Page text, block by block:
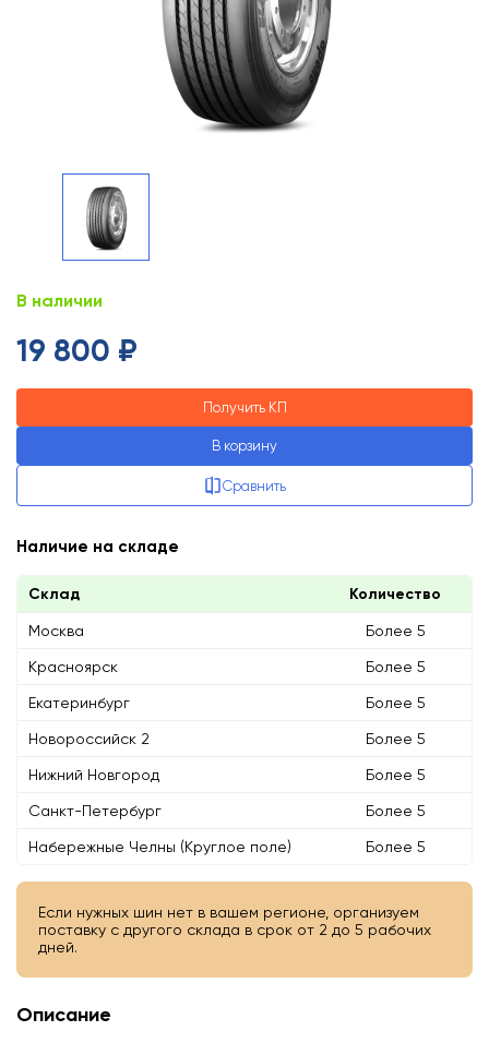
В наличии
19 800 ₽
Получить КП
В корзину
Сравнить
Наличие на складе
Склад Количество
Москва Более 5
Красноярск Более 5
Екатеринбург Более 5
Новороссийск 2 Более 5
Нижний Новгород Более 5
Санкт-Петербург Более 5
Набережные Челны (Круглое поле) Более 5
Если нужных шин нет в вашем регионе, организуем
поставку с другого склада в срок от 2 до 5 рабочих
дней.
Описание